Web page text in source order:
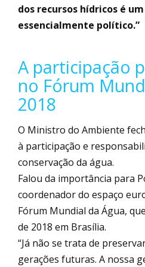
dos recursos hídricos é
essencialmente político.”
A participação
no Fórum
2018
O Ministro do Ambiente
à participação e
conservação da água.
Falou da importância para
coordenador do espaço
Fórum Mundial da Água,
de 2018 em Brasília.
“Já não se trata de
gerações futuras. A nossa